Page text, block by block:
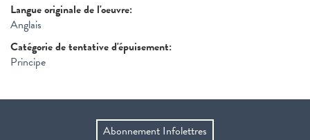
Langue originale de l'oeuvre:
Anglais
Catégorie de tentative d'épuisement:
Principe
Abonnement Infolettres